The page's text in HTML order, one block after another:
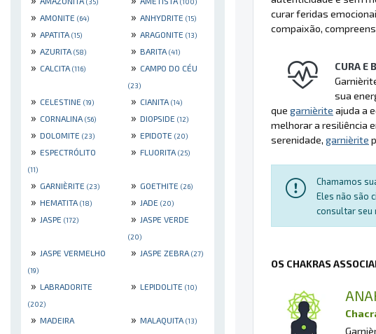
» AMONITE (64) » ANHYDRITE (15)
» APATITA (15) » ARAGONITE (13)
» AZURITA (58) » BARITA (41)
» CALCITA (116) » CAMPO DO CÉU
(23)
» CELESTINE (19) » CIANITA (14)
» CORNALINA (56) » DIOPSIDE (12)
» DOLOMITE (23) » EPIDOTE (20)
» ESPECTRÓLITO
(11)
» FLUORITA (25)
» GARNIÈRITE (23) » GOETHITE (26)
» HEMATITA (18) » JADE (20)
» JASPE (172) » JASPE VERDE
(20)
» JASPE VERMELHO
(19)
» JASPE ZEBRA (27)
» LABRADORITE
(202)
» LEPIDOLITE (10)
» MADEIRA
» MALAQUITA (13)
curar feridas
compaixão,
CURA E
sua
que garnièrite ajuda a
melhorar a resiliência
serenidade, garnièrite
Chamamos
Eles não são
consultar seu
OS CHAKRAS